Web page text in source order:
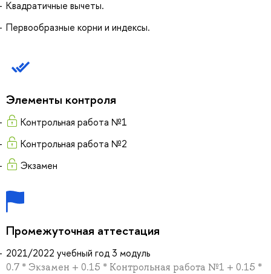
Квадратичные вычеты.
Первообразные корни и индексы.
Элементы контроля
Контрольная работа №1
Контрольная работа №2
Экзамен
Промежуточная аттестация
2021/2022 учебный год 3 модуль
0.7 * Экзамен + 0.15 * Контрольная работа №1 + 0.15 *